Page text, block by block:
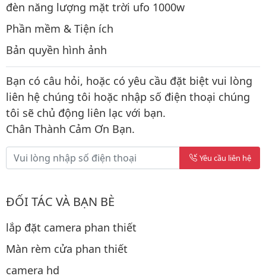
đèn năng lượng mặt trời ufo 1000w
Phần mềm & Tiện ích
Bản quyền hình ảnh
Bạn có câu hỏi, hoặc có yêu cầu đặt biệt vui lòng
liên hệ chúng tôi hoặc nhập số điện thoại chúng
tôi sẽ chủ động liên lạc với bạn.
Chân Thành Cảm Ơn Bạn.
Yêu cầu liên hệ
ĐỐI TÁC VÀ BẠN BÈ
lắp đặt camera phan thiết
Màn rèm cửa phan thiết
camera hd